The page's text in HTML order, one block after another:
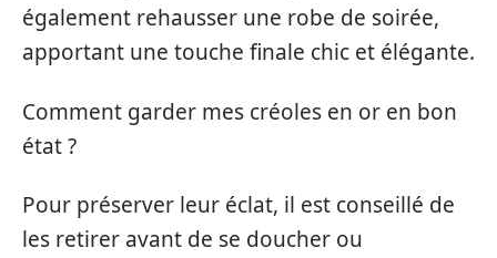
également rehausser une robe de soirée,
apportant une touche finale chic et élégante.
Comment garder mes créoles en or en bon
état ?
Pour préserver leur éclat, il est conseillé de
les retirer avant de se doucher ou